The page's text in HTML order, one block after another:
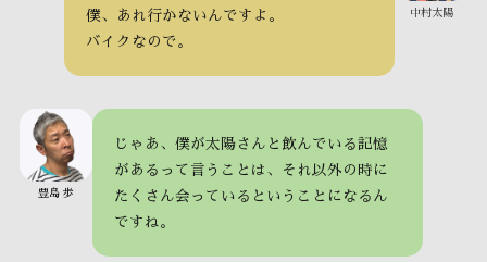
中村太陽
僕、あれ行かないんですよ。
バイクなので。
豊島 歩
じゃあ、僕が太陽さんと飲んでいる記憶
があるって言うことは、それ以外の時に
たくさん会っているということになるん
ですね。